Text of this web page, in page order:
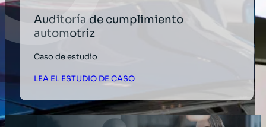
Auditoría de cumplimiento
automotriz
Caso de estudio
LEA EL ESTUDIO DE CASO